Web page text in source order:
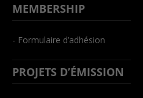
MEMBERSHIP
- Formulaire d’adhésion
PROJETS D’ÉMISSION